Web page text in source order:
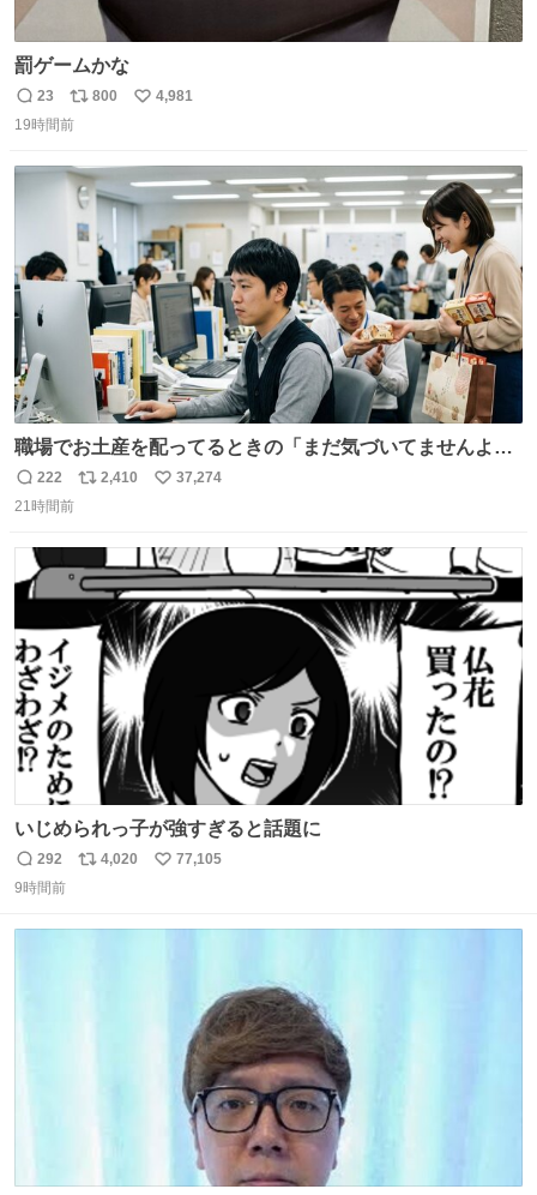
罰ゲームかな
返
信
23
リ
ポ
ト
数
800
い
数
4,981
19時間前
職場でお土産を配ってるときの「まだ気づいてませんよ」
的な演技が毎回シンドい。
返
信
222
リ
ト
数
2,410
い
数
37,274
21時間前
いじめられっ子が強すぎると話題に
返
信
292
リ
4,020
い
77,105
9時間前